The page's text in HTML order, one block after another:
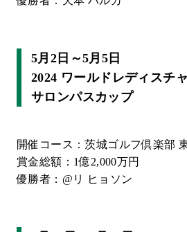
5月2日～5月5日
2024 ワールドレディスチ
サロンパスカップ
開催コース：茨城ゴルフ倶楽部
賞金総額：1億2,000万円
優勝者：@リ ヒョソン